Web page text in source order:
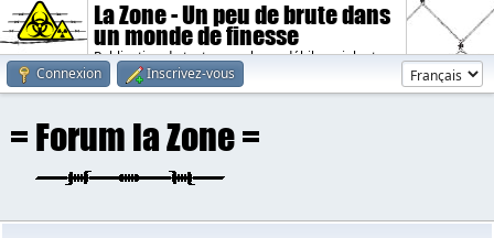
La Zone - Un peu de brute dans
un monde de finesse
Publication de textes sombres, débiles, violents.
Connexion
Inscrivez-vous